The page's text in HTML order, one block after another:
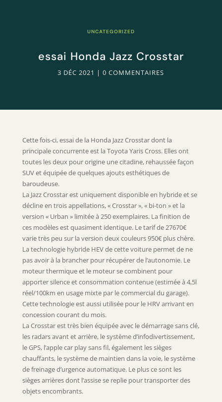
UNCATEGORIZED
essai Honda Jazz Crosstar
3 DÉC 2021 |0 COMMENTAIRES
Cette fois-ci, essai de la Honda Jazz Crosstar dont la
principale concurrente est la Toyota Yaris Cross. Elles ont
toutes les deux pour origine une citadine, rehaussée façon
SUV et équipée de quelques ajouts esthétiques de
baroudeuse.
La Jazz Crosstar est uniquement disponible en hybride et se
décline en trois appellations, « Crosstar », « bi-ton » et la
version « Urban » limitée à 250 exemplaires. La finition de
ces modèles est quasiment identique. Le tarif de 27670€
varie très peu sur la version deux couleurs 950€ plus chère.
La technologie hybride HEV de cette voiture permet de ne
pas avoir à la brancher pour récupérer de l’autonomie. Le
moteur thermique et le moteur se combinent pour
apporter silence et consommation contenue (estimée à 4,5l
réel/100km en usage mixte par le commercial du garage).
Cette technologie est aussi utilisée pour le HRV arrivant en
concession courant du mois.
La Crosstar est très bien équipée avec le démarrage sans clé,
les radars avant et arrière, le système d’infodivertissement,
le GPS, l’apple car play sans fil, également les sièges
chauffants, le système de maintien dans la voie, le système
de freinage d’urgence automatique. Le plus ce sont les
sièges arrières dont l’assise se replie pour transporter des
objets encombrants.